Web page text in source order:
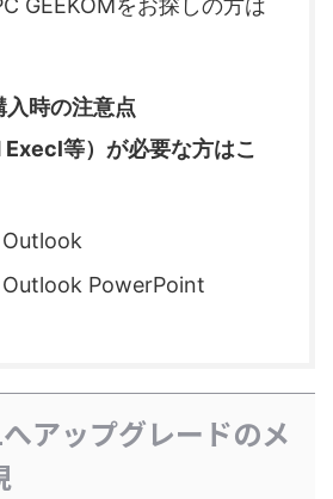
GEEKOMをお探しの方は
入時の注意点
等）が必要な方はこ
PowerPoint
アップグレードのメ